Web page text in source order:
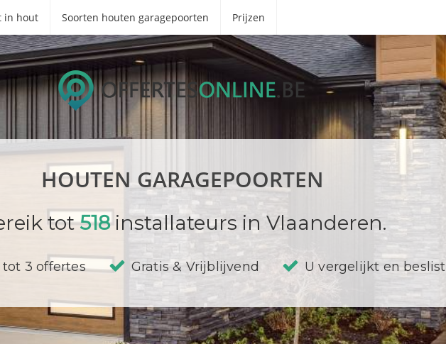
in hout Soorten houten garagepoorten Prijzen
HOUTEN GARAGEPOORTEN
tot518installateurs in Vlaanderen.
3 offertes Gratis & Vrijblijvend U vergelijkt en beslist